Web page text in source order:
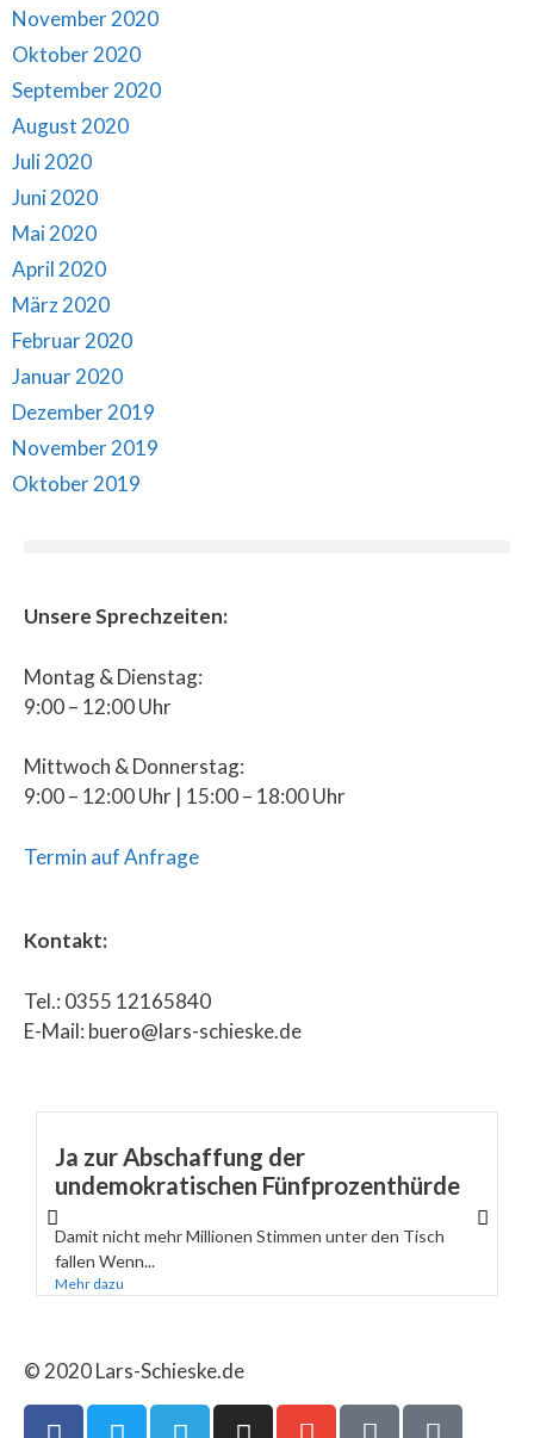
November 2020
Oktober 2020
September 2020
August 2020
Juli 2020
Juni 2020
Mai 2020
April 2020
März 2020
Februar 2020
Januar 2020
Dezember 2019
November 2019
Oktober 2019
Unsere Sprechzeiten:
Montag & Dienstag:
9:00 – 12:00 Uhr
Mittwoch & Donnerstag:
9:00 – 12:00 Uhr | 15:00 – 18:00 Uhr
Termin auf Anfrage
Kontakt:
Tel.: 0355 12165840
E-Mail: buero@lars-schieske.de
Ja zur Abschaffung der
undemokratischen Fünfprozenthürde
Damit nicht mehr Millionen Stimmen unter den Tisch
fallen Wenn...
Mehr dazu
© 2020 Lars-Schieske.de